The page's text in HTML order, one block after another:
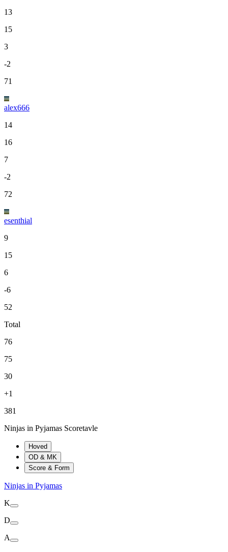
13
15
3
-2
71
alex666
14
16
7
-2
72
esenthial
9
15
6
-6
52
Total
76
75
30
+1
381
Ninjas in Pyjamas Scoretavle
Hoved
OD & MK
Score & Form
Ninjas in Pyjamas
K
D
A